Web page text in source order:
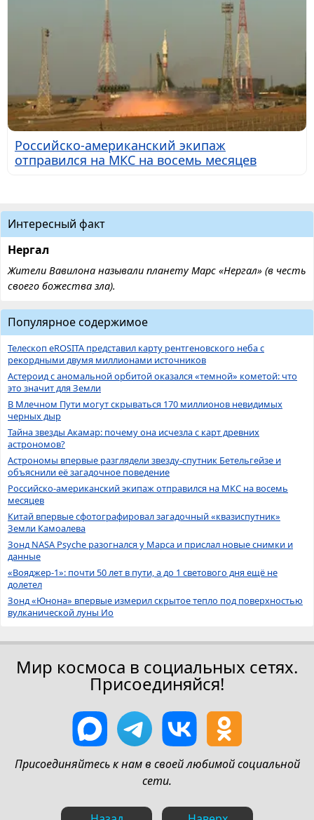
Российско-американский экипаж
отправился на МКС на восемь месяцев
Интересный факт
Нергал
Жители Вавилона называли планету Марс «Нергал» (в честь
своего божества зла).
Популярное содержимое
Телескоп eROSITA представил карту рентгеновского неба с
рекордными двумя миллионами источников
Астероид с аномальной орбитой оказался «темной» кометой: что
это значит для Земли
В Млечном Пути могут скрываться 170 миллионов невидимых
черных дыр
Тайна звезды Акамар: почему она исчезла с карт древних
астрономов?
Астрономы впервые разглядели звезду-спутник Бетельгейзе и
объяснили её загадочное поведение
Российско-американский экипаж отправился на МКС на восемь
месяцев
Китай впервые сфотографировал загадочный «квазиспутник»
Земли Камоалева
Зонд NASA Psyche разогнался у Марса и прислал новые снимки и
данные
«Вояджер-1»: почти 50 лет в пути, а до 1 светового дня ещё не
долетел
Зонд «Юнона» впервые измерил скрытое тепло под поверхностью
вулканической луны Ио
Мир космоса в социальных сетях.
Присоединяйся!
Присоединяйтесь к нам в своей любимой социальной
сети.